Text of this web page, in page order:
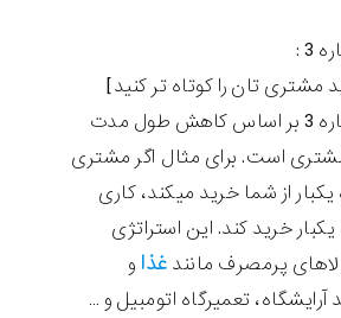
3 :
تان را کوتاه تر کنید]
استراتژی شماره 3 بر اساس کاهش طول مدت
است. برای مثال اگر مشتری
3 ماه یکبار از شما خرید میکند، کاری
هر 1 ماه یکبار خرید کند. این استراتژی
پرمصرف مانند غذا و
تعمیرگاه اتومبیل و …